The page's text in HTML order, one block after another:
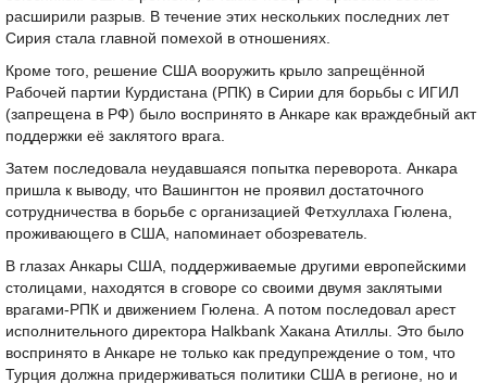
расширили разрыв. В течение этих нескольких последних лет
Сирия стала главной помехой в отношениях.
Кроме того, решение США вооружить крыло запрещённой
Рабочей партии Курдистана (РПК) в Сирии для борьбы с ИГИЛ
(запрещена в РФ) было воспринято в Анкаре как враждебный акт
поддержки её заклятого врага.
Затем последовала неудавшаяся попытка переворота. Анкара
пришла к выводу, что Вашингтон не проявил достаточного
сотрудничества в борьбе с организацией Фетхуллаха Гюлена,
проживающего в США, напоминает обозреватель.
В глазах Анкары США, поддерживаемые другими европейскими
столицами, находятся в сговоре со своими двумя заклятыми
врагами-РПК и движением Гюлена. А потом последовал арест
исполнительного директора Halkbank Хакана Атиллы. Это было
воспринято в Анкаре не только как предупреждение о том, что
Турция должна придерживаться политики США в регионе, но и